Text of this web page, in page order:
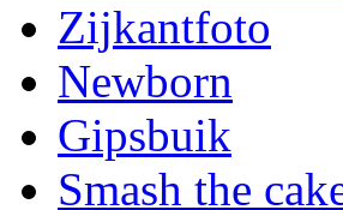
Zijkantfoto
Newborn
Gipsbuik
Smash the